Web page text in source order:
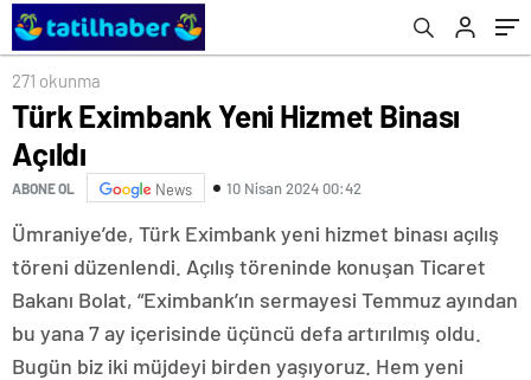
271 okunma
Türk Eximbank Yeni Hizmet Binası
Açıldı
ABONE OL News 10 Nisan 2024 00:42
Ümraniye’de, Türk Eximbank yeni hizmet binası açılış
töreni düzenlendi. Açılış töreninde konuşan Ticaret
Bakanı Bolat, “Eximbank’ın sermayesi Temmuz ayından
bu yana 7 ay içerisinde üçüncü defa artırılmış oldu.
Bugün biz iki müjdeyi birden yaşıyoruz. Hem yeni